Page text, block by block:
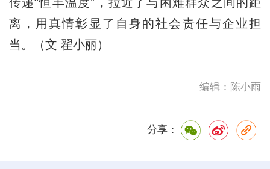
离，用真情彰显了自身的社会责任与企业担
当。（文 翟小丽）
编辑：陈小雨
分享：